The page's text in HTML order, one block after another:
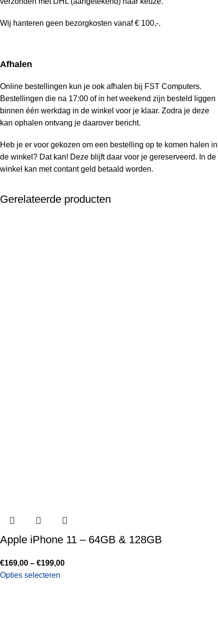
Wij hanteren geen bezorgkosten vanaf € 100,-.
Afhalen
Online bestellingen kun je ook afhalen bij FST Computers.
Bestellingen die na 17:00 of in het weekend zijn besteld liggen
binnen één werkdag in de winkel voor je klaar. Zodra je deze
kan ophalen ontvang je daarover bericht.
Heb je er voor gekozen om een bestelling op te komen halen in
de winkel? Dat kan! Deze blijft daar voor je gereserveerd. In de
winkel kan met contant geld betaald worden.
Gerelateerde producten
Apple iPhone 11 – 64GB & 128GB
€169,00 – €199,00
Opties selecteren